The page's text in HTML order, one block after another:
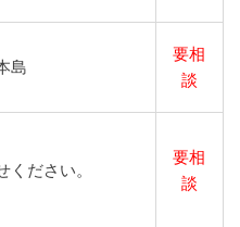
島
要相
談
ださい。
要相
談